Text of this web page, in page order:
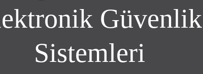
Güvenlik
Sistemleri